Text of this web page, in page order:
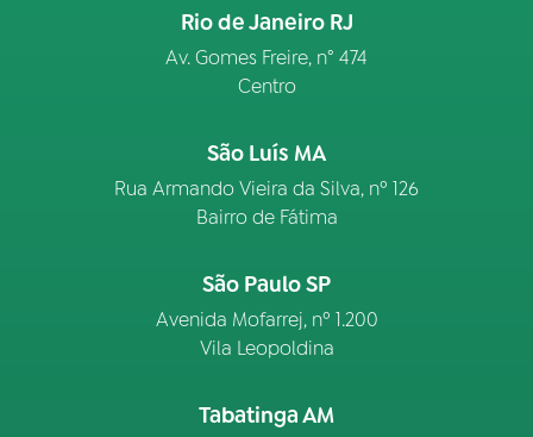
Rio de Janeiro RJ
Av. Gomes Freire, n° 474
Centro
São Luís MA
Rua Armando Vieira da Silva, nº 126
Bairro de Fátima
São Paulo SP
Avenida Mofarrej, nº 1.200
Vila Leopoldina
Tabatinga AM